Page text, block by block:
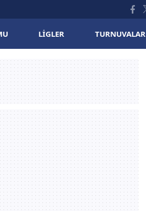
LIGLER TURNUVALAR